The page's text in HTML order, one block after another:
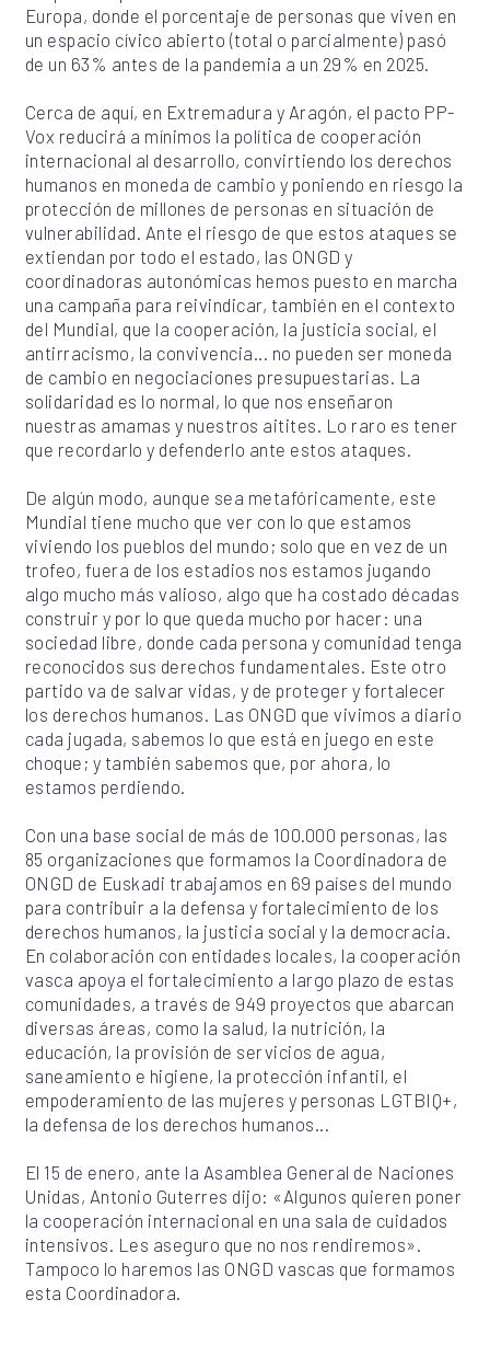
Europa, donde el porcentaje de personas que viven en
un espacio cívico abierto (total o parcialmente) pasó
de un 63% antes de la pandemia a un 29% en 2025.
Cerca de aquí, en Extremadura y Aragón, el pacto PP-
Vox reducirá a mínimos la política de cooperación
internacional al desarrollo, convirtiendo los derechos
humanos en moneda de cambio y poniendo en riesgo la
protección de millones de personas en situación de
vulnerabilidad. Ante el riesgo de que estos ataques se
extiendan por todo el estado, las ONGD y
coordinadoras autonómicas hemos puesto en marcha
una campaña para reivindicar, también en el contexto
del Mundial, que la cooperación, la justicia social, el
antirracismo, la convivencia... no pueden ser moneda
de cambio en negociaciones presupuestarias. La
solidaridad es lo normal, lo que nos enseñaron
nuestras amamas y nuestros aitites. Lo raro es tener
que recordarlo y defenderlo ante estos ataques.
De algún modo, aunque sea metafóricamente, este
Mundial tiene mucho que ver con lo que estamos
viviendo los pueblos del mundo; solo que en vez de un
trofeo, fuera de los estadios nos estamos jugando
algo mucho más valioso, algo que ha costado décadas
construir y por lo que queda mucho por hacer: una
sociedad libre, donde cada persona y comunidad tenga
reconocidos sus derechos fundamentales. Este otro
partido va de salvar vidas, y de proteger y fortalecer
los derechos humanos. Las ONGD que vivimos a diario
cada jugada, sabemos lo que está en juego en este
choque; y también sabemos que, por ahora, lo
estamos perdiendo.
Con una base social de más de 100.000 personas, las
85 organizaciones que formamos la Coordinadora de
ONGD de Euskadi trabajamos en 69 países del mundo
para contribuir a la defensa y fortalecimiento de los
derechos humanos, la justicia social y la democracia.
En colaboración con entidades locales, la cooperación
vasca apoya el fortalecimiento a largo plazo de estas
comunidades, a través de 949 proyectos que abarcan
diversas áreas, como la salud, la nutrición, la
educación, la provisión de servicios de agua,
saneamiento e higiene, la protección infantil, el
empoderamiento de las mujeres y personas LGTBIQ+,
la defensa de los derechos humanos...
El 15 de enero, ante la Asamblea General de Naciones
Unidas, Antonio Guterres dijo: «Algunos quieren poner
la cooperación internacional en una sala de cuidados
intensivos. Les aseguro que no nos rendiremos».
Tampoco lo haremos las ONGD vascas que formamos
esta Coordinadora.